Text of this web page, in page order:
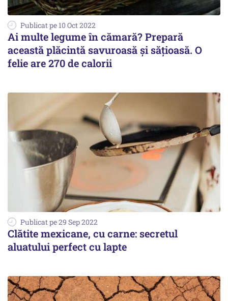
Publicat pe 10 Oct 2022
Ai multe legume în cămară? Prepară
această plăcintă savuroasă și sățioasă. O
felie are 270 de calorii
Publicat pe 29 Sep 2022
Clătite mexicane, cu carne: secretul
aluatului perfect cu lapte